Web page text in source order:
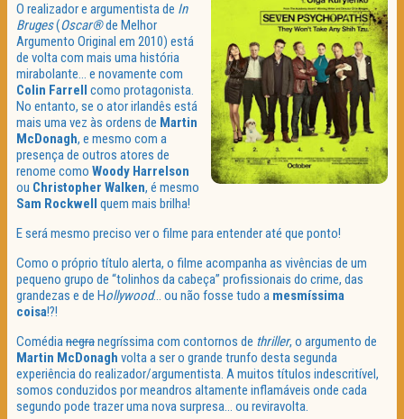
O realizador e argumentista de In
Bruges(Oscar®de Melhor
Argumento Original em 2010) está
de volta com mais uma história
mirabolante… e novamente com
Colin Farrell como protagonista.
No entanto, se o ator irlandês está
mais uma vez às ordens de Martin
McDonagh, e mesmo com a
presença de outros atores de
renome como Woody Harrelson
ou Christopher Walken, é mesmo
Sam Rockwell quem mais brilha!
E será mesmo preciso ver o filme para entender até que ponto!
Como o próprio título alerta, o filme acompanha as vivências de um
pequeno grupo de “tolinhos da cabeça” profissionais do crime, das
grandezas e de Hollywood… ou não fosse tudo a mesmíssima
coisa!?!
Comédianegranegríssima com contornos de thriller, o argumento de
Martin McDonagh volta a ser o grande trunfo desta segunda
experiência do realizador/argumentista. A muitos títulos indescritível,
somos conduzidos por meandros altamente inflamáveis onde cada
segundo pode trazer uma nova surpresa… ou reviravolta.